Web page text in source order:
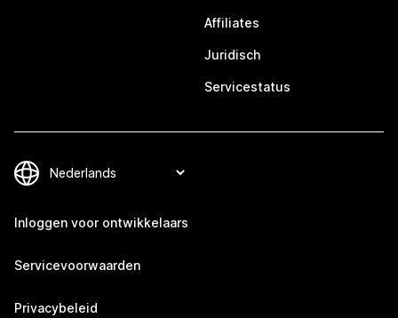
Affiliates
Juridisch
Servicestatus
Inloggen voor ontwikkelaars
Servicevoorwaarden
Privacybeleid